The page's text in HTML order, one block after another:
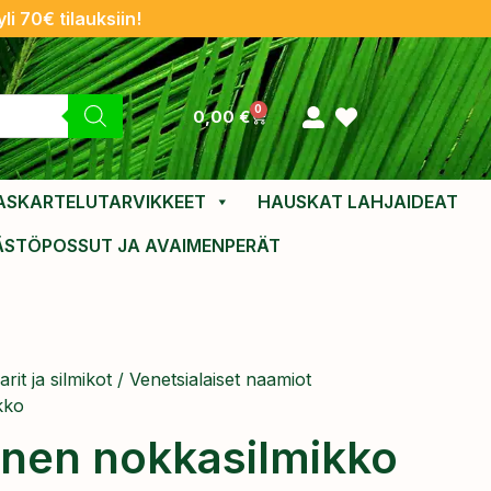
70€ tilauksiin!
0,00€ 0
HAUSKAT LAHJAIDEAT
JA AVAIMENPERÄT
ja silmikot / Venetsialaiset naamiot
nokkasilmikko